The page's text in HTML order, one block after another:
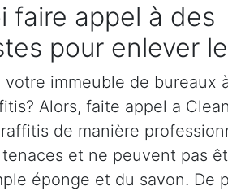
faire appel à des
pour enlever
votre immeuble de bureaux
Alors, faite appel a
de manière
et ne peuvent pas
éponge et du savon. De